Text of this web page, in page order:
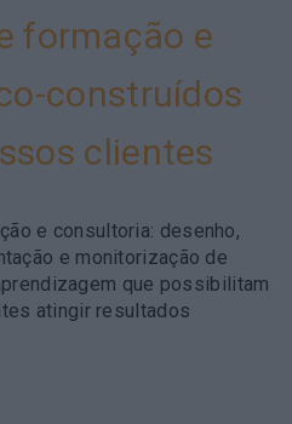
formação e
construídos
clientes
e consultoria: desenho,
e monitorização de
que possibilitam
atingir resultados